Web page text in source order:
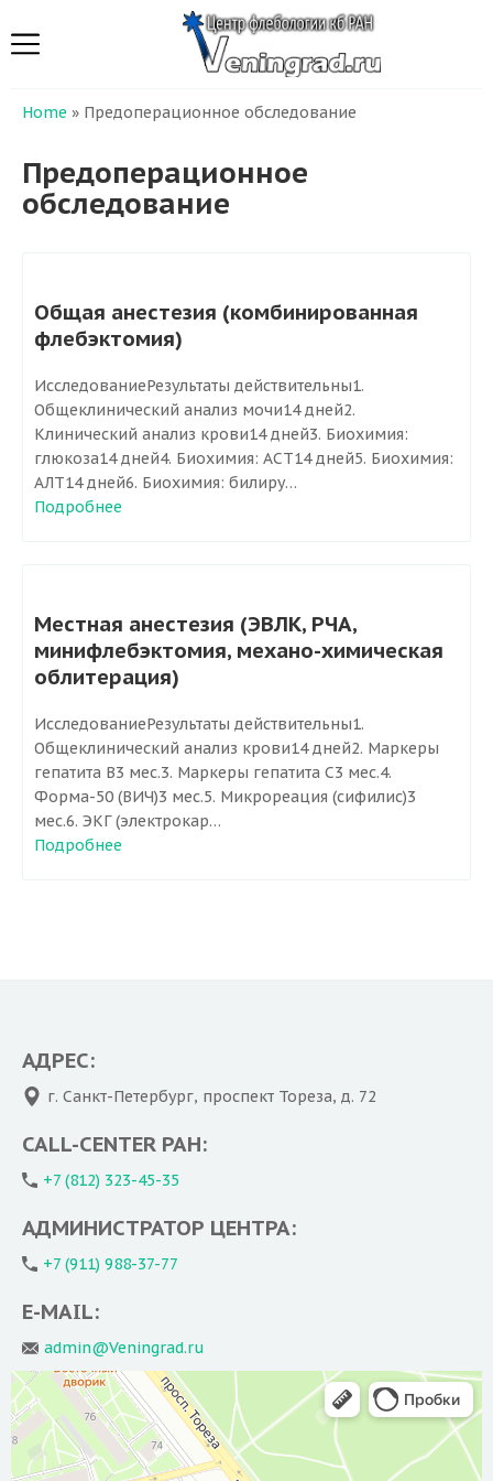
Home » Предоперационное обследование
Предоперационное
обследование
Общая анестезия (комбинированная
флебэктомия)
ИсследованиеРезультаты действительны1.
Общеклинический анализ мочи14 дней2.
Клинический анализ крови14 дней3. Биохимия:
глюкоза14 дней4. Биохимия: АСТ14 дней5. Биохимия:
АЛТ14 дней6. Биохимия: билиру…
Подробнее
Местная анестезия (ЭВЛК, РЧА,
минифлебэктомия, механо-химическая
облитерация)
ИсследованиеРезультаты действительны1.
Общеклинический анализ крови14 дней2. Маркеры
гепатита В3 мес.3. Маркеры гепатита С3 мес.4.
Форма-50 (ВИЧ)3 мес.5. Микрореация (сифилис)3
мес.6. ЭКГ (электрокар…
Подробнее
АДРЕС:
г. Санкт-Петербург, проспект Тореза, д. 72
CALL-CENTER РАН:
+7 (812) 323-45-35
АДМИНИСТРАТОР ЦЕНТРА:
+7 (911) 988-37-77
E-MAIL:
admin@Veningrad.ru
Запись онлайн
Администратор клиники с радостью ответит на ваши
вопросы и запишет к нужному специалисту.
Я согласен на обработку персональных данных
ОТПРАВИТЬ
Мы лечим
Ретикулярный варикоз
Варикозная болезнь нижних конечностей
Тромбофлебит
Варикозная болезнь нижних конечностей
Тромбоз глубоких вен
Методы лечения
Радиочастотная коагуляция (РЧА)
Минифлебэктомия
Механо-химическая облитерация (Flebogrif)
Склеротерапия и чрезкожная лазерная коагуляция
Клеевая облитерация (VenaSeal)
Склеротерапия
Комбинированная флебэктомия (КФЭ)
Пациенту
Предоперационная подготовка
Рекомендации в раннем послеоперационном
Статьи
Видео
Специалисты
Новости